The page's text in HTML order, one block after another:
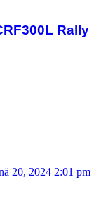
Rally
20, 2024 2:01 pm